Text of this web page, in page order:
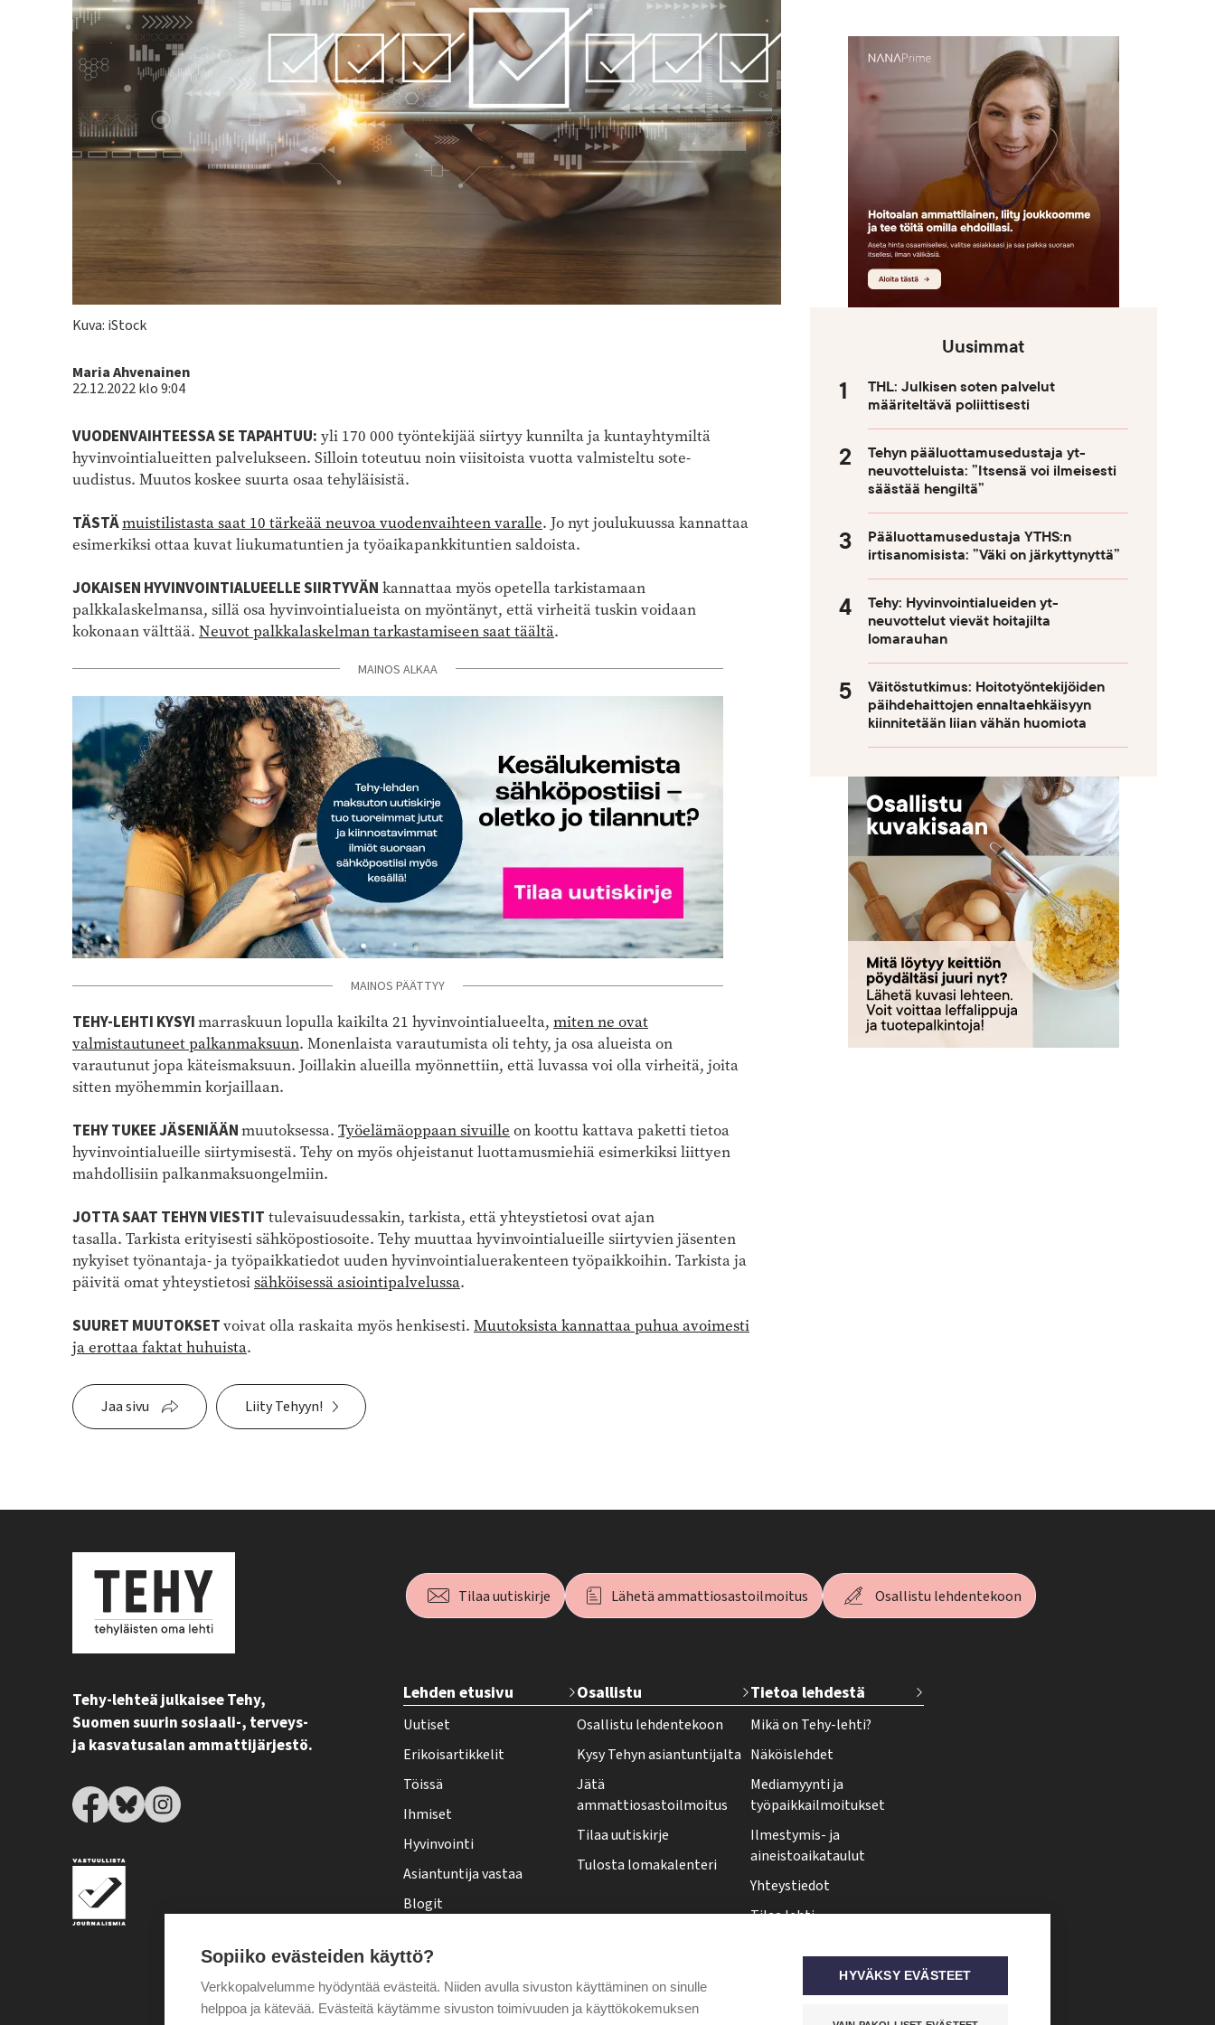
Kuva: iStock
Kirjoittaja
Maria Ahvenainen
22.12.2022 klo 9:04
VUODENVAIHTEESSA SE TAPAHTUU: yli 170 000 työntekijää siirtyy kunnilta ja kuntayhtymiltä
hyvinvointialueitten palvelukseen. Silloin toteutuu noin viisitoista vuotta valmisteltu sote-
uudistus. Muutos koskee suurta osaa tehyläisistä.
TÄSTÄmuistilistasta saat 10 tärkeää neuvoa vuodenvaihteen varalle. Jo nyt joulukuussa kannattaa
esimerkiksi ottaa kuvat liukumatuntien ja työaikapankkituntien saldoista.
JOKAISEN HYVINVOINTIALUEELLE SIIRTYVÄN kannattaa myös opetella tarkistamaan
palkkalaskelmansa, sillä osa hyvinvointialueista on myöntänyt, että virheitä tuskin voidaan
kokonaan välttää. Neuvot palkkalaskelman tarkastamiseen saat täältä.
MAINOS ALKAA
MAINOS PÄÄTTYY
TEHY-LEHTI KYSYImarraskuun lopulla kaikilta 21 hyvinvointialueelta, miten ne ovat
valmistautuneet palkanmaksuun. Monenlaista varautumista oli tehty, ja osa alueista on
varautunut jopa käteismaksuun. Joillakin alueilla myönnettiin, että luvassa voi olla virheitä, joita
sitten myöhemmin korjaillaan.
TEHY TUKEE JÄSENIÄÄNmuutoksessa. Työelämäoppaan sivuille on koottu kattava paketti tietoa
hyvinvointialueille siirtymisestä. Tehy on myös ohjeistanut luottamusmiehiä esimerkiksi liittyen
mahdollisiin palkanmaksuongelmiin.
JOTTA SAAT TEHYN VIESTIT tulevaisuudessakin, tarkista, että yhteystietosi ovat ajan
tasalla. Tarkista erityisesti sähköpostiosoite. Tehy muuttaa hyvinvointialueille siirtyvien jäsenten
nykyiset työnantaja- ja työpaikkatiedot uuden hyvinvointialuerakenteen työpaikkoihin. Tarkista ja
päivitä omat yhteystietosisähköisessä asiointipalvelussa.
SUURET MUUTOKSETvoivat olla raskaita myös henkisesti. Muutoksista kannattaa puhua avoimesti
ja erottaa faktat huhuista.
Jaa sivu Liity Tehyyn!
Uusimmat
THL: Julkisen soten palvelut
määriteltävä poliittisesti
Tehyn pääluottamusedustaja yt-
neuvotteluista: ”Itsensä voi ilmeisesti
säästää hengiltä”
Pääluottamusedustaja YTHS:n
irtisanomisista: ”Väki on järkyttynyttä”
Tehy: Hyvinvointialueiden yt-
neuvottelut vievät hoitajilta
lomarauhan
Väitöstutkimus: Hoitotyöntekijöiden
päihdehaittojen ennaltaehkäisyyn
kiinnitetään liian vähän huomiota
Tehy-lehteä julkaisee Tehy,
Suomen suurin sosiaali-, terveys-
ja kasvatusalan ammattijärjestö.
Tilaa uutiskirje Lähetä ammattiosastoilmoitus Osallistu lehdentekoon
e
h
y
-
l
e
h
t
f
o
Lehden etusivu
Uutiset
Erikoisartikkelit
Töissä
Ihmiset
Hyvinvointi
Asiantuntija vastaa
Blogit
Pääkirjoitus
Puheenjohtajalta
Osallistu
Osallistu lehdentekoon
Kysy Tehyn asiantuntijalta
Jätä
ammattiosastoilmoitus
Tilaa uutiskirje
Tulosta lomakalenteri
Tietoa lehdestä
Mikä on Tehy-lehti?
Näköislehdet
Mediamyynti ja
työpaikkailmoitukset
Ilmestymis- ja
aineistoaikataulut
Yhteystiedot
Tilaa lehti
Tehy-lehti somessa
Sopiiko evästeiden käyttö?
Verkkopalvelumme hyödyntää evästeitä. Niiden avulla sivuston käyttäminen on sinulle
helppoa ja kätevää. Evästeitä käytämme sivuston toimivuuden ja käyttökokemuksen
HYVÄKSY EVÄSTEET